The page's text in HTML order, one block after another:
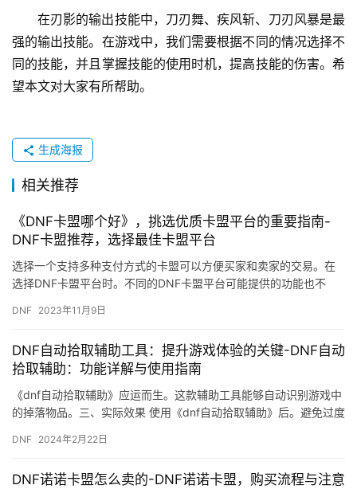
在刃影的输出技能中，刀刃舞、疾风斩、刀刃风暴是最
强的输出技能。在游戏中，我们需要根据不同的情况选择不
同的技能，并且掌握技能的使用时机，提高技能的伤害。希
望本文对大家有所帮助。
生成海报
相关推荐
《DNF卡盟哪个好》，挑选优质卡盟平台的重要指南-
DNF卡盟推荐，选择最佳卡盟平台
选择一个支持多种支付方式的卡盟可以方便买家和卖家的交易。在
选择DNF卡盟平台时。不同的DNF卡盟平台可能提供的功能也不
DNF 2023年11月9日
DNF自动拾取辅助工具：提升游戏体验的关键-DNF自动
拾取辅助：功能详解与使用指南
《dnf自动拾取辅助》应运而生。这款辅助工具能够自动识别游戏中
的掉落物品。三、实际效果 使用《dnf自动拾取辅助》后。避免过度
DNF 2024年2月22日
DNF诺诺卡盟怎么卖的-DNF诺诺卡盟，购买流程与注意